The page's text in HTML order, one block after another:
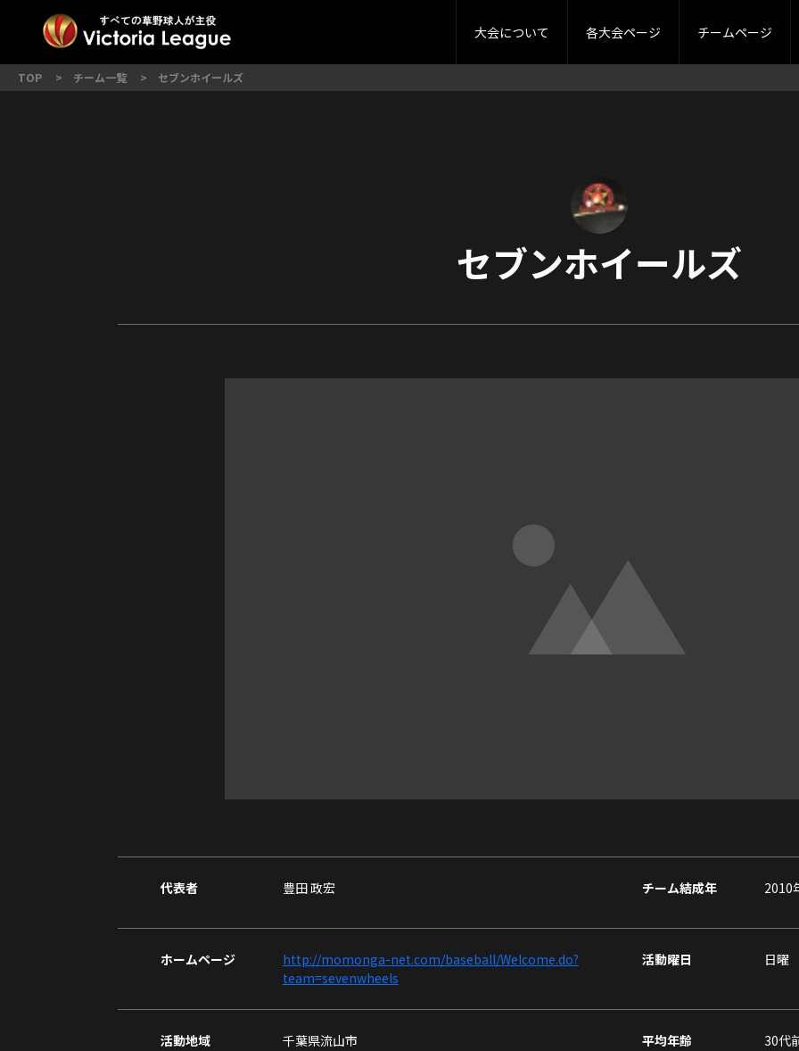
大会について
大会規約 過去大会成績 写真ギャラリ
各大会ページ
1部リーグ 4部リーグ スプリングカップ サマーカップ
チームページ
チーム一覧 ログイン
グラウンド案内 各種募集 TOPICS
TOP チーム一覧 セブンホイールズ
セブンホイールズ
代表者 豊田 政宏 チーム結成年 2010
ホームページ
http://momonga-net.com/baseball/Welcome.do?
team=sevenwheels
活動曜日 日曜
活動地域 千葉県流山市 平均年齢 30代